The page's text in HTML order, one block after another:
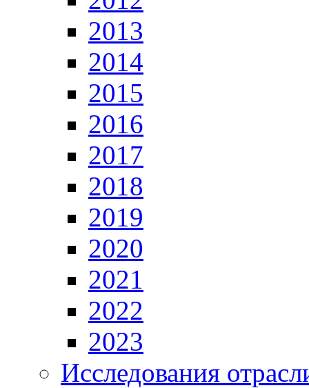
2013
2014
2015
2016
2017
2018
2019
2020
2021
2022
2023
Исследования